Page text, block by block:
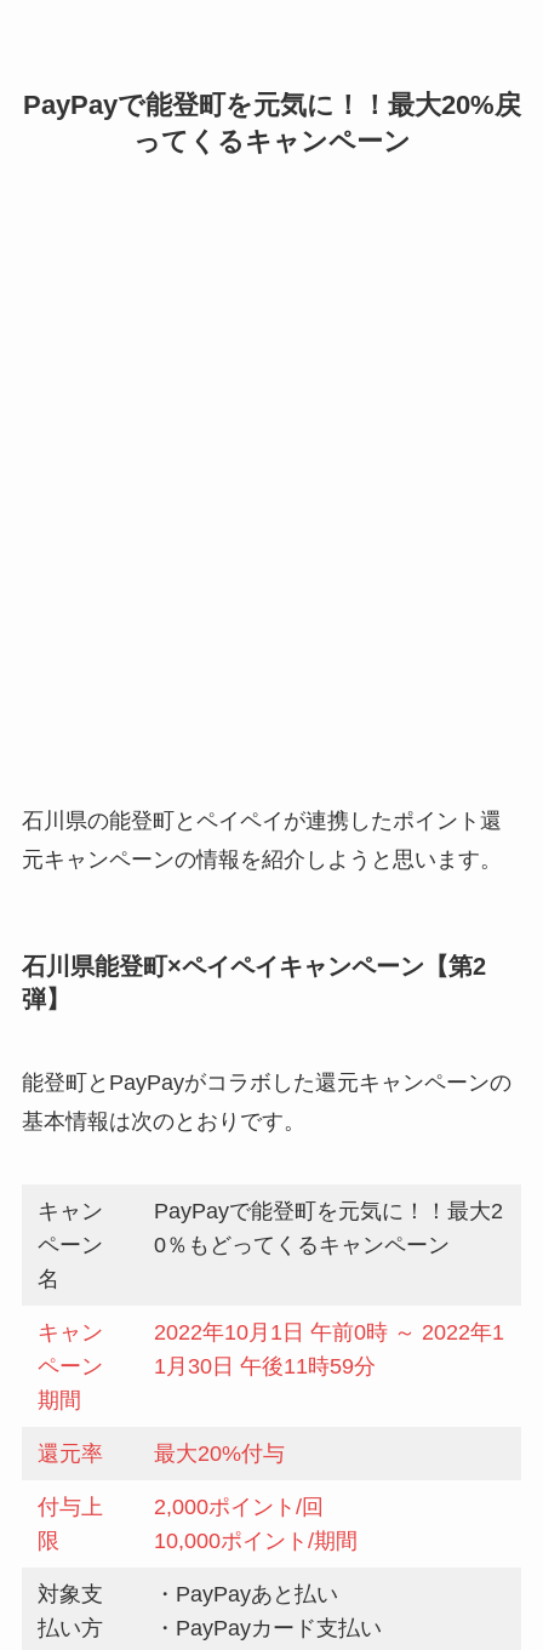
PayPayで能登町を元気に！！最大20%戻
ってくるキャンペーン
石川県の能登町とペイペイが連携したポイント還
元キャンペーンの情報を紹介しようと思います。
石川県能登町×ペイペイキャンペーン【第2
弾】
能登町とPayPayがコラボした還元キャンペーンの
基本情報は次のとおりです。
キャン
ペーン
名
PayPayで能登町を元気に！！最大2
0％もどってくるキャンペーン
キャン
ペーン
期間
2022年10月1日 午前0時 ～ 2022年1
1月30日 午後11時59分
還元率 最大20%付与
付与上
限
2,000ポイント/回
10,000ポイント/期間
対象支
払い方
・PayPayあと払い
・PayPayカード支払い